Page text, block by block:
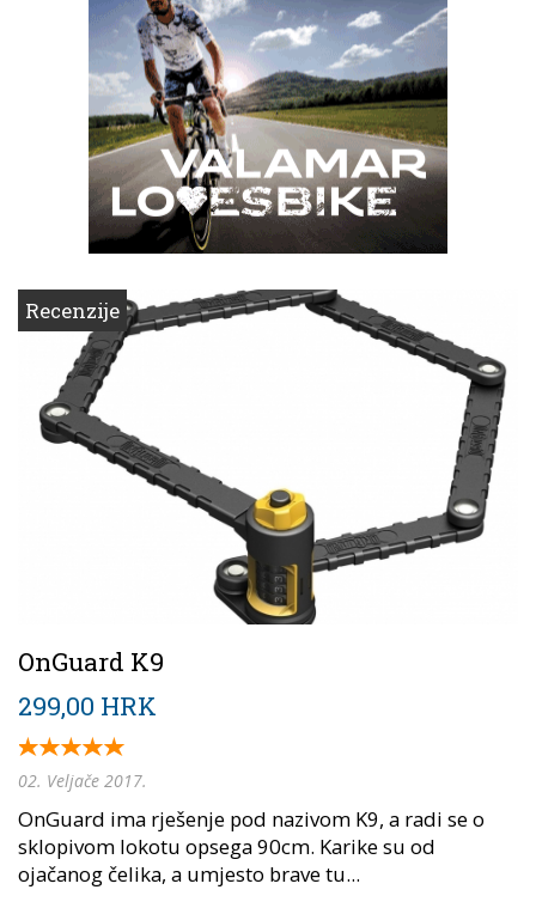
Recenzije
OnGuard K9
299,00 HRK
02. Veljače 2017.
OnGuard ima rješenje pod nazivom K9, a radi se o
sklopivom lokotu opsega 90cm. Karike su od
ojačanog čelika, a umjesto brave tu...